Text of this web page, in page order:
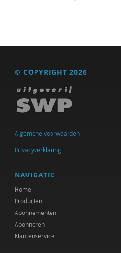
© COPYRIGHT 2026
Algemene voorwaarden
Privacyverklaring
NAVIGATIE
Home
Producten
Abonnementen
Abonneren
Klantenservice